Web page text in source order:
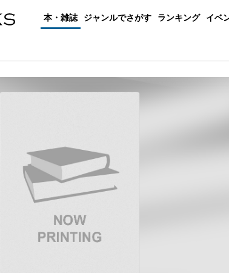
本・雑誌 ジャンルでさがす ランキング イベ